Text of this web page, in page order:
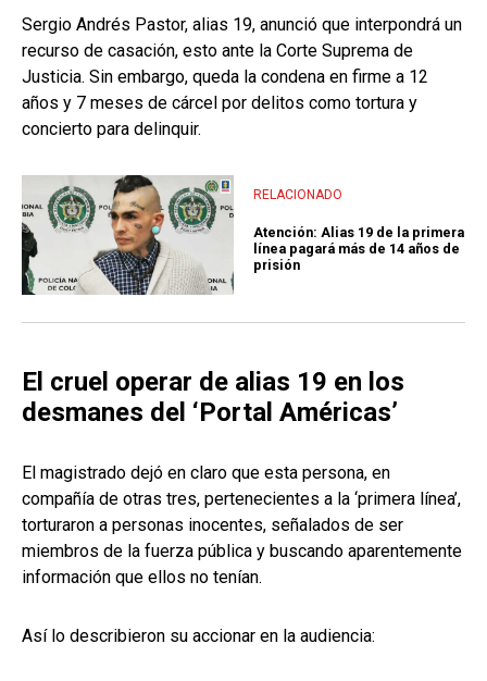
Sergio Andrés Pastor, alias 19, anunció que interpondrá un
recurso de casación, esto ante la Corte Suprema de
Justicia. Sin embargo, queda la condena en firme a 12
años y 7 meses de cárcel por delitos como tortura y
concierto para delinquir.
RELACIONADO
Atención: Alias 19 de la primera
línea pagará más de 14 años de
prisión
El cruel operar de alias 19 en los
desmanes del ‘Portal Américas’
El magistrado dejó en claro que esta persona, en
compañía de otras tres, pertenecientes a la ‘primera línea’,
torturaron a personas inocentes, señalados de ser
miembros de la fuerza pública y buscando aparentemente
información que ellos no tenían.
Así lo describieron su accionar en la audiencia: